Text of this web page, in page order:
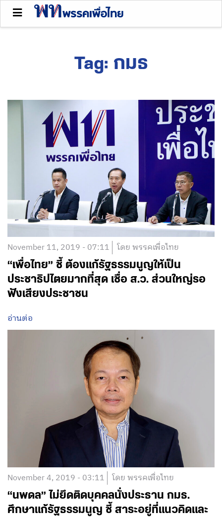
Tag: กมธ
November 11, 2019 - 07:11 โดย พรรคเพื่อไทย
“เพื่อไทย” ชี้ ต้องแก้รัฐธรรมนูญให้เป็น
ประชาธิปไตยมากที่สุด เชื่อ ส.ว. ส่วนใหญ่รอ
ฟังเสียงประชาชน
อ่านต่อ
November 4, 2019 - 03:11 โดย พรรคเพื่อไทย
“นพดล” ไม่ยึดติดบุคคลนั่งประธาน กมธ.
ศึกษาแก้รัฐธรรมนูญ ชี้ สาระอยู่ที่แนวคิดและ